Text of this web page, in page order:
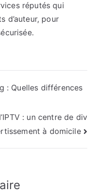
réputés qui
d’auteur, pour
: Quelles différences
: un centre de div
à domicile